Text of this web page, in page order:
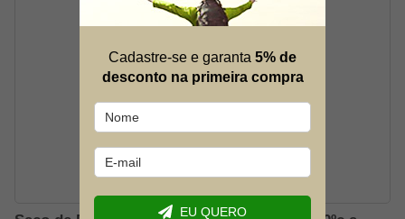
Cadastre-se e garanta 5% de
desconto na primeira compra
EU QUERO